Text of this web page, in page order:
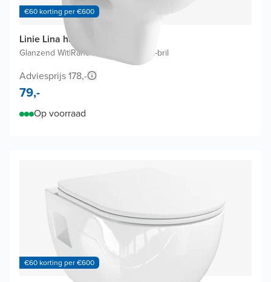
€60 korting per €600
Linie Lina hangtoilet
Glanzend Wit|Randloos Softclose wc-bril
Adviesprijs 178,-
79,-
Op voorraad
€60 korting per €600